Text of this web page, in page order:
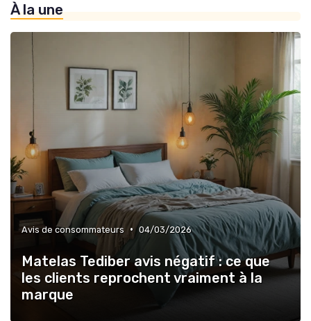
À la une
Avis de consommateurs • 04/03/2026
Matelas Tediber avis négatif : ce que
les clients reprochent vraiment à la
marque
→ Je rejoins le club
* En rejoignant le club, j'accepte de recevoir les emails
de Matelas Experience et les offres de ses partenaires.
Non merci, peut-être plus tard